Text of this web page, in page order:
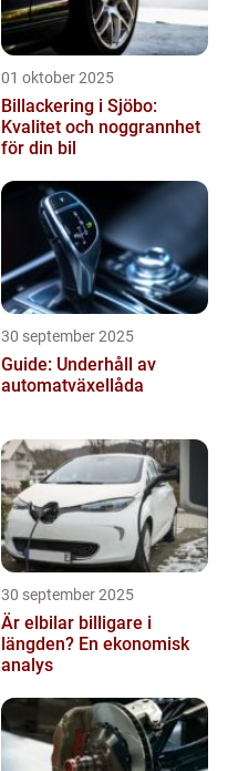
01 oktober 2025
Billackering i Sjöbo:
Kvalitet och noggrannhet
för din bil
30 september 2025
Guide: Underhåll av
automatväxellåda
30 september 2025
Är elbilar billigare i
längden? En ekonomisk
analys